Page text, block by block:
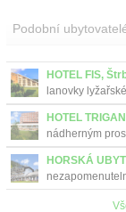
Podobní
HOTEL FIS,
lanovky
HOTEL
nádherným
území
HORSKÁ
nachází přímo